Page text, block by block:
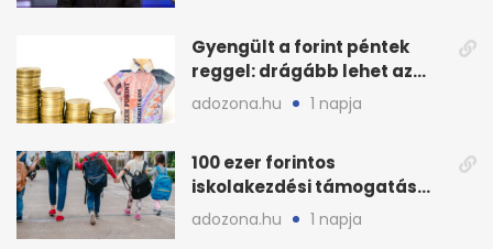
Gyengült a forint péntek
reggel: drágább lehet az
euró és a dollár
adozona.hu 1 napja
100 ezer forintos
iskolakezdési támogatás
2026 őszén: adózás,
munkáltatói plusz
adozona.hu 1 napja